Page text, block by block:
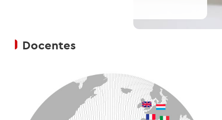
Docentes